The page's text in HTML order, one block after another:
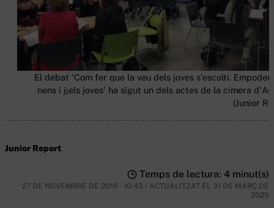
El debat 'Com fer que la veu dels joves s'escolti.
nens i j¡els joves' ha sigut un dels actes de la cimera
(Junior
Junior Report
Temps de lectura: 4 minut(s)
27 DE NOVEMBRE DE 2019 · 10:43 / ACTUALITZAT EL 31 DE MARÇ DE
2025